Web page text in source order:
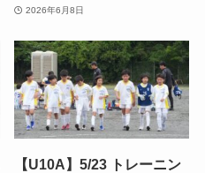
2026年6月8日
【U10A】5/23 トレーニン